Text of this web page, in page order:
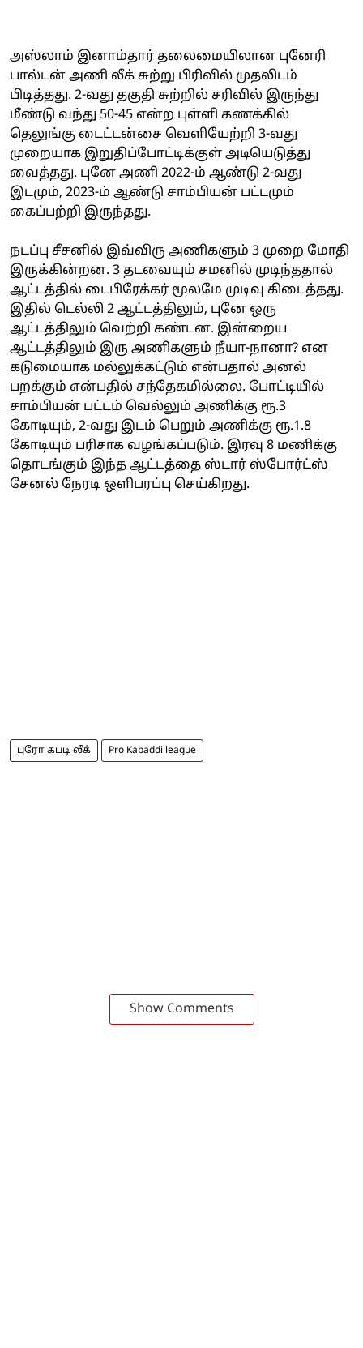
அஸ்லாம் இனாம்தார் தலைமையிலான புனேரி
பால்டன் அணி லீக் சுற்று பிரிவில் முதலிடம்
பிடித்தது. 2-வது தகுதி சுற்றில் சரிவில் இருந்து
மீண்டு வந்து 50-45 என்ற புள்ளி கணக்கில்
தெலுங்கு டைட்டன்சை வெளியேற்றி 3-வது
முறையாக இறுதிப்போட்டிக்குள் அடியெடுத்து
வைத்தது. புனே அணி 2022-ம் ஆண்டு 2-வது
இடமும், 2023-ம் ஆண்டு சாம்பியன் பட்டமும்
கைப்பற்றி இருந்தது.
நடப்பு சீசனில் இவ்விரு அணிகளும் 3 முறை மோதி
இருக்கின்றன. 3 தடவையும் சமனில் முடிந்ததால்
ஆட்டத்தில் டைபிரேக்கர் மூலமே முடிவு கிடைத்தது.
இதில் டெல்லி 2 ஆட்டத்திலும், புனே ஒரு
ஆட்டத்திலும் வெற்றி கண்டன. இன்றைய
ஆட்டத்திலும் இரு அணிகளும் நீயா-நானா? என
கடுமையாக மல்லுக்கட்டும் என்பதால் அனல்
பறக்கும் என்பதில் சந்தேகமில்லை. போட்டியில்
சாம்பியன் பட்டம் வெல்லும் அணிக்கு ரூ.3
கோடியும், 2-வது இடம் பெறும் அணிக்கு ரூ.1.8
கோடியும் பரிசாக வழங்கப்படும். இரவு 8 மணிக்கு
தொடங்கும் இந்த ஆட்டத்தை ஸ்டார் ஸ்போர்ட்ஸ்
சேனல் நேரடி ஒளிபரப்பு செய்கிறது.
புரோ கபடி லீக் Pro Kabaddi league
Show Comments